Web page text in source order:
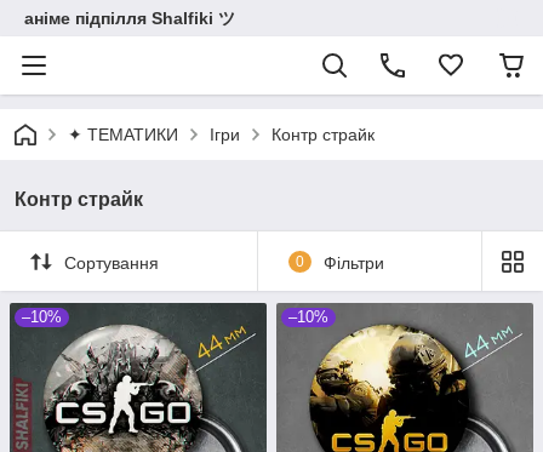
аніме підпілля Shalfiki ツ
✦ ТЕМАТИКИ Ігри Контр страйк
Контр страйк
Сортування 0 Фільтри
–10% –10%